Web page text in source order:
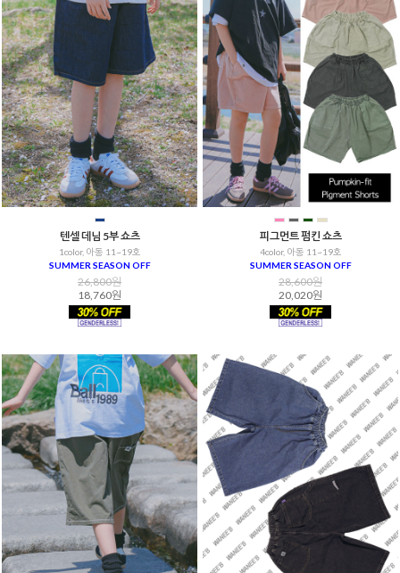
텐셀 데님 5부 쇼츠
1color, 아동 11~19호
SUMMER SEASON OFF
26,800원
18,760원
피그먼트 펌킨 쇼츠
4color, 아동 11~19호
SUMMER SEASON OFF
28,600원
20,020원